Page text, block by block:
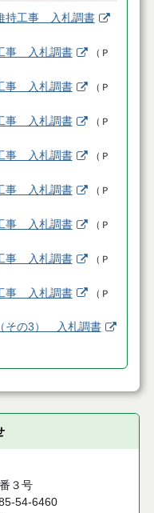
持工事 入札調書
事 入札調書 （ Ｐ
事 入札調書 （ Ｐ
事 入札調書 （ Ｐ
事 入札調書 （ Ｐ
事 入札調書 （ Ｐ
事 入札調書 （ Ｐ
事 入札調書 （ Ｐ
事 入札調書 （ Ｐ
その3） 入札調書
３号
54-6460